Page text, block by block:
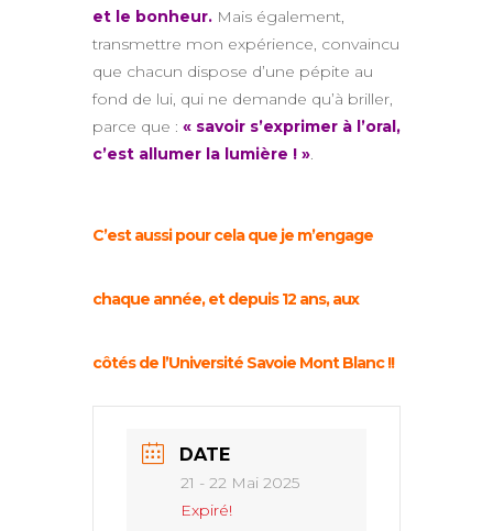
et le bonheur. Mais également,
transmettre mon expérience, convaincu
que chacun dispose d’une pépite au
fond de lui, qui ne demande qu’à briller,
parce que : « savoir s’exprimer à l’oral,
c’est allumer la lumière ! ».
C’est aussi pour cela que je m’engage
chaque année, et depuis 12 ans, aux
côtés de l’Université Savoie Mont Blanc !!
DATE
21 - 22 Mai 2025
Expiré!